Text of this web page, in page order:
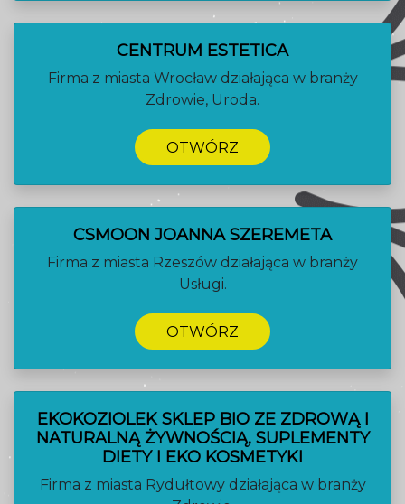
CENTRUM ESTETICA
Firma z miasta Wrocław działająca w branży
Zdrowie, Uroda.
OTWÓRZ
CSMOON JOANNA SZEREMETA
Firma z miasta Rzeszów działająca w branży
Usługi.
OTWÓRZ
EKOKOZIOLEK SKLEP BIO ZE ZDROWĄ I
NATURALNĄ ŻYWNOŚCIĄ, SUPLEMENTY
DIETY I EKO KOSMETYKI
Firma z miasta Rydułtowy działająca w branży